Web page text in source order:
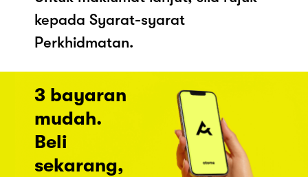
kepada Syarat-syarat
Perkhidmatan.
3 bayaran
mudah.
Beli
sekarang,